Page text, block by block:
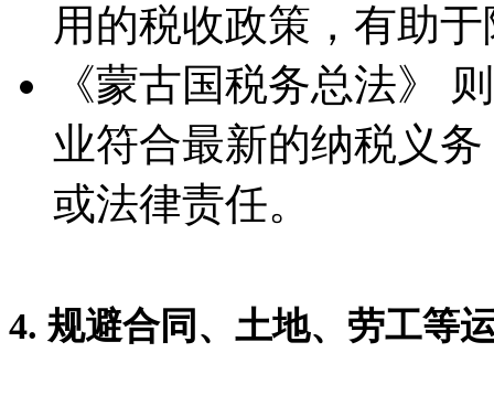
用的税收政策，有助
《蒙古国税务总法》
业符合最新的纳税义
或法律责任。
4. 规避合同、土地、劳工等